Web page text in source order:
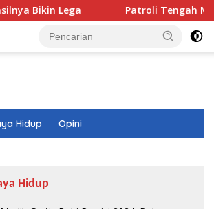
Patroli Tengah Malam di
Hidup Opini
Hidup